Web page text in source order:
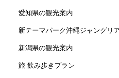
愛知県の観光案内
新テーマパーク沖縄ジャングリ
新潟県の観光案内
旅 飲み歩きプラン